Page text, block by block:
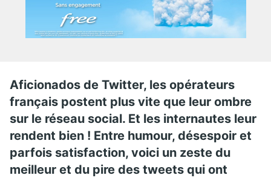
Aficionados de Twitter, les opérateurs
français postent plus vite que leur ombre
sur le réseau social. Et les internautes leur
rendent bien ! Entre humour, désespoir et
parfois satisfaction, voici un zeste du
meilleur et du pire des tweets qui ont